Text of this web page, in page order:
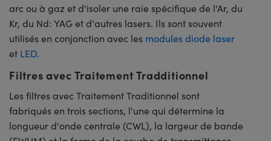
arc ou à gaz et d'isoler une raie spécifique de l'Ar, du
Kr, du Nd: YAG et d'autres lasers. Ils sont souvent
utilisés en conjonction avec les modules diode laser
et LED.
Filtres avec Traitement Tradditionnel
Les filtres avec Traitement Traditionnel sont
fabriqués en trois sections, l'une qui détermine la
longueur d'onde centrale (CWL), la largeur de bande